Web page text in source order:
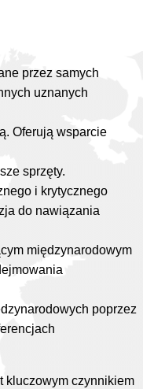
przez samych
uznanych
Oferują wsparcie
sprzęty.
i krytycznego
do nawiązania
międzynarodowym
poprzez
kluczowym czynnikiem